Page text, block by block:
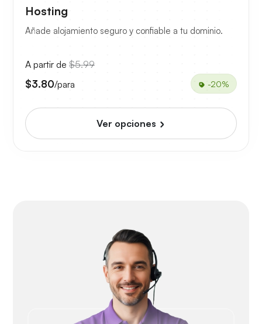
Hosting
Añade alojamiento seguro y confiable a tu dominio.
A partir de $5.99
$3.80/para -20%
Ver opciones